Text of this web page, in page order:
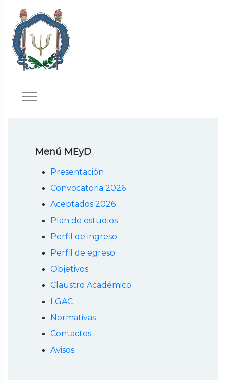
Menú MEyD
Presentación
Convocatoria 2026
Aceptados 2026
Plan de estudios
Perfil de ingreso
Perfil de egreso
Objetivos
Claustro Académico
LGAC
Normativas
Contactos
Avisos